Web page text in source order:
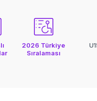
2026 Türkiye
Sıralaması